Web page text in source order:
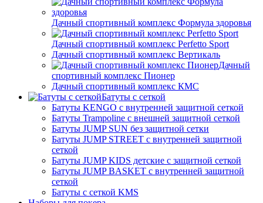
Дачный спортивный комплекс Формула здоровья
Дачный спортивный комплекс Perfetto Sport
Дачный спортивный комплекс Вертикаль
Дачный
спортивный комплекс Пионер
Дачный спортивный комплекс КМС
Батуты с сеткой
Батуты KENGO с внутренней защитной сеткой
Батуты Trampoline с внешней защитной сеткой
Батуты JUMP SUN без защитной сетки
Батуты JUMP STREET с внутренней защитной
сеткой
Батуты JUMP KIDS детские с защитной сеткой
Батуты JUMP BASKET с внутренней защитной
сеткой
Батуты с сеткой KMS